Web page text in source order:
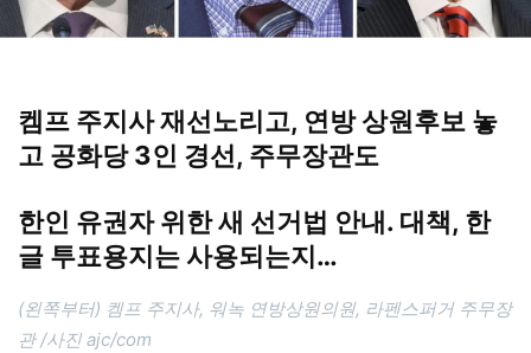
켐프 주지사 재선노리고, 연방 상원후보 놓
고 공화당 3인 경선, 주무장관도
한인 유권자 위한 새 선거법 안내. 대책, 한
글 투표용지는 사용되는지…
(왼쪽부터) 켐프 주지사, 워녹 연방상원의원, 라펜스퍼거 주무장
관 /사진 ajc/com